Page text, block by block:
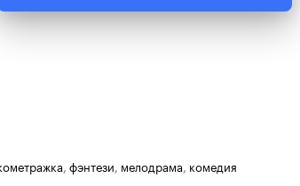
, фэнтези, мелодрама, комедия